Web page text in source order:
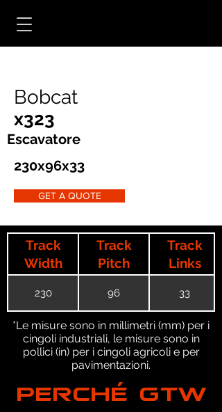
Bobcat
x323
Escavatore
230x96x33
GET A QUOTE
Track
Width
Track
Pitch
Track
Links
230 96 33
*Le misure sono in millimetri (mm) per i
cingoli industriali, le misure sono in
pollici (in) per i cingoli agricoli e per
pavimentazioni.
PERCHÉ GTW